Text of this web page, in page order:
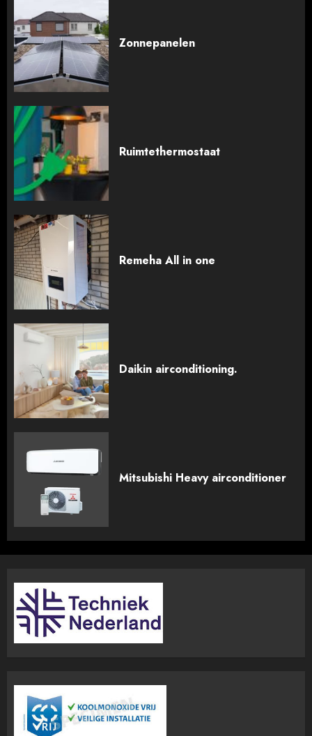
Zonnepanelen
Ruimtethermostaat
Remeha All in one
Daikin airconditioning.
Mitsubishi Heavy airconditioner